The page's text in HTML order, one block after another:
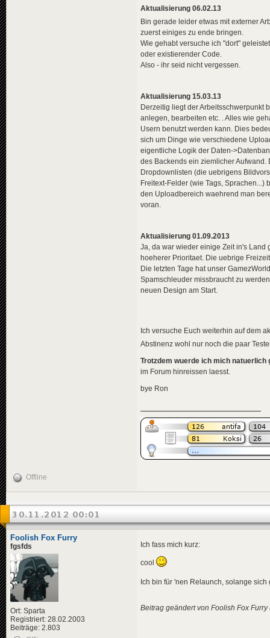
Aktualisierung 06.02.13
Bin gerade leider etwas mit externer
zuerst einiges zu ende bringen.
Wie gehabt versuche ich "dort"
oder existierender Code.
Also - ihr seid nicht vergessen.
Aktualisierung 15.03.13
Derzeitig liegt der Arbeitsschwerpunkt
anlegen, bearbeiten etc. . Alles wie
Usern benutzt werden kann. Dies
sich um Dinge wie verschiedene
eigentliche Logik der Daten-
des Backends ein ziemlicher
Dropdownlisten (die uebrigens
Freitext-Felder (wie Tags,
den Uploadbereich waehrend man
voran.
Aktualisierung 01.09.2013
Ja, da war wieder einige Zeit in's
hoeherer Prioritaet. Die uebrige
Die letzten Tage hat unser
Spamschleuder missbraucht zu
neuen Design am Start.
Ich versuche Euch weiterhin auf dem
Abstinenz wohl nur noch die paar
Trotzdem wuerde ich mich natuerlich
im Forum hinreissen laesst.
bye Ron
Offline
30.11.2012 00:01
Foolish Fox Furry
fgsfds
Ort: Sparta
Registriert: 28.02.2003
Beiträge: 2.803
Ich fass mich kurz:
cool
Ich bin für 'nen Relaunch, solange
Beitrag geändert von Foolish Fox